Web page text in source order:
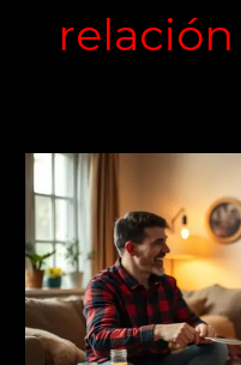
relación
Cómo
hacer
mi
pareja
interese